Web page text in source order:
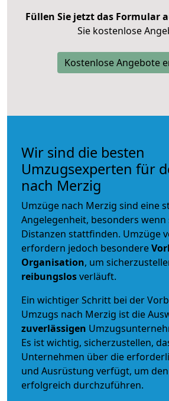
Füllen Sie jetzt das Formular
Sie kostenlose
Kostenlose Angebote
Wir sind die besten
Umzugsexperten für
nach Merzig
Umzüge nach Merzig sind eine
Angelegenheit, besonders
Distanzen stattfinden. Umzüge
erfordern jedoch besondere
Organisation, um
reibungslosverläuft.
Ein wichtiger Schritt bei der
Umzugs nach Merzig ist die
zuverlässigen
Es ist wichtig, sicherzustellen,
Unternehmen über die
und Ausrüstung verfügt, um
erfolgreich durchzuführen.